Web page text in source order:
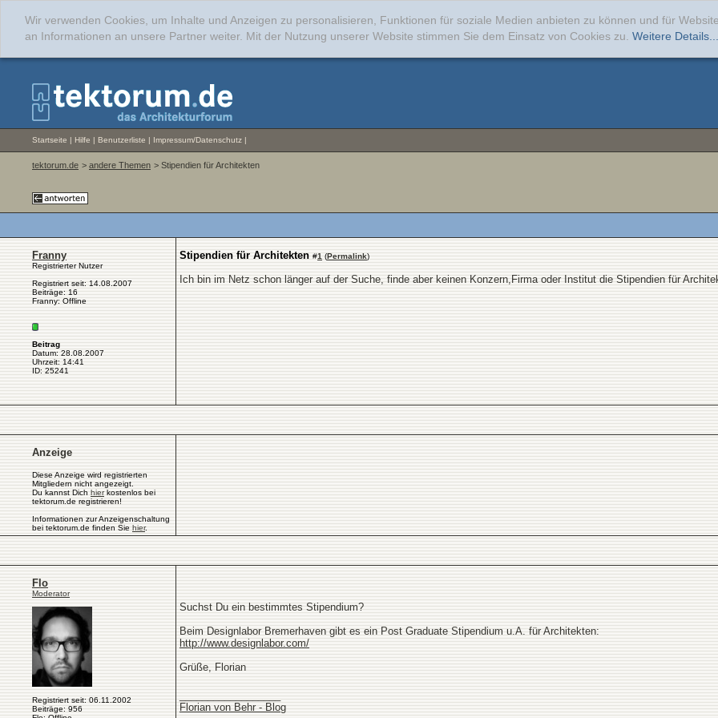
Wir verwenden Cookies, um Inhalte und Anzeigen zu personalisieren, Funktionen für soziale Medien anbieten zu können und für
an Informationen an unsere Partner weiter. Mit der Nutzung unserer Website stimmen Sie dem Einsatz von Cookies zu. Weitere Details...
Startseite | Hilfe | Benutzerliste | Impressum/Datenschutz |
tektorum.de > andere Themen > Stipendien für Architekten
Franny
Registrierter Nutzer
Registriert seit: 14.08.2007
Beiträge: 16
Franny: Offline
Beitrag
Datum: 28.08.2007
Uhrzeit: 14:41
ID: 25241
Stipendien für Architekten #1 (Permalink)
Ich bin im Netz schon länger auf der Suche, finde aber keinen Konzern,Firma oder Institut die Stipendien für
Anzeige
Diese Anzeige wird registrierten
Mitgliedern nicht angezeigt.
Du kannst Dich hierkostenlos bei
tektorum.de registrieren!
Informationen zur Anzeigenschaltung
bei tektorum.de finden Sie hier.
Flo
Moderator
Registriert seit: 06.11.2002
Beiträge: 956
Suchst Du ein bestimmtes Stipendium?
Beim Designlabor Bremerhaven gibt es ein Post Graduate Stipendium u.A. für Architekten:
http://www.designlabor.com/
Grüße, Florian
Florian von Behr - Blog